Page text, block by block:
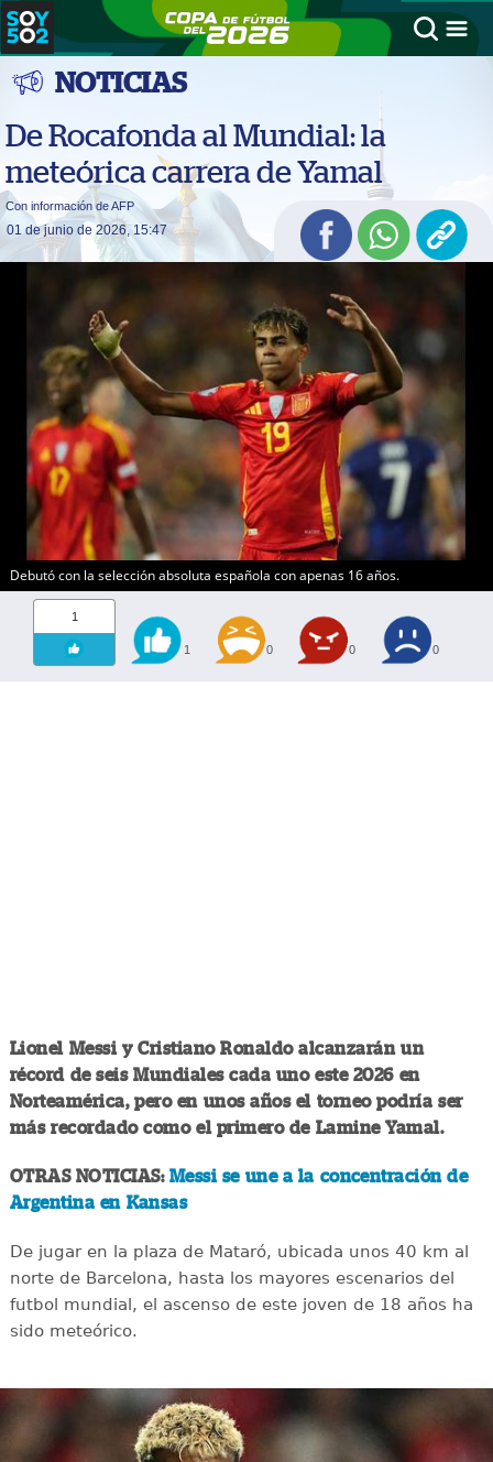
NOTICIAS
De Rocafonda al Mundial: la
meteórica carrera de Yamal
Con información de AFP
01 de junio de 2026, 15:47
Debutó con la selección absoluta española con apenas 16 años.
1
1 0 0 0
Lionel Messi y Cristiano Ronaldo alcanzarán un
récord de seis Mundiales cada uno este 2026 en
Norteamérica, pero en unos años el torneo podría ser
más recordado como el primero de Lamine Yamal.
OTRAS NOTICIAS: Messi se une a la concentración de
Argentina en Kansas
De jugar en la plaza de Mataró, ubicada unos 40 km al
norte de Barcelona, hasta los mayores escenarios del
futbol mundial, el ascenso de este joven de 18 años ha
sido meteórico.